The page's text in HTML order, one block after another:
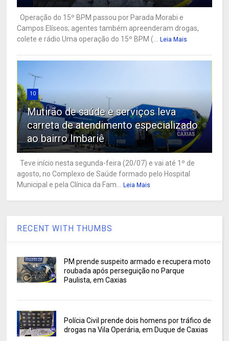
Operação do 15º BPM passou por Parada Morabi e
Campos Elíseos; agentes também apreenderam drogas,
colete e rádio Uma operação do 15º BPM (...
Leia Mais
10
Mutirão de saúde e serviços leva
carreta de atendimento especializado
ao bairro Imbariê
Teve início nesta segunda-feira (20/07) e vai até 1º de
agosto, no Complexo de Saúde formado pelo Hospital
Municipal e pela Clínica da Fam...
Leia Mais
RECENT WITH THUMBS
PM prende suspeito armado e recupera moto
roubada após perseguição no Parque
Paulista, em Caxias
Polícia Civil prende dois homens por tráfico de
drogas na Vila Operária, em Duque de Caxias